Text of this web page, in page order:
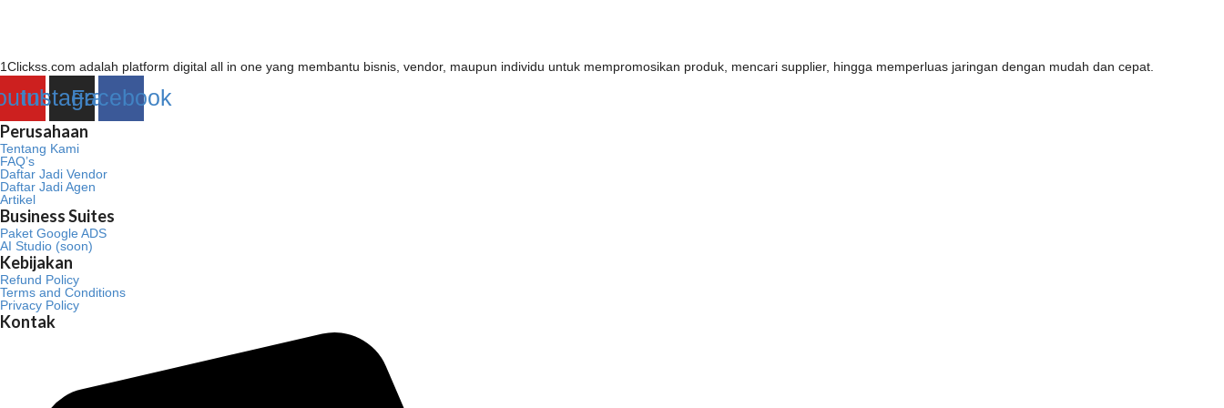
1Clickss.com adalah platform digital all in one yang membantu bisnis, vendor, maupun individu untuk mempromosikan produk, mencari supplier, hingga memperluas jaringan dengan mudah dan cepat.
InstagramFacebook
Perusahaan
Tentang Kami
FAQ’s
Daftar Jadi Vendor
Daftar Jadi Agen
Artikel
Business Suites
Paket Google ADS
AI Studio (soon)
Kebijakan
Refund Policy
Terms and Conditions
Privacy Policy
Kontak